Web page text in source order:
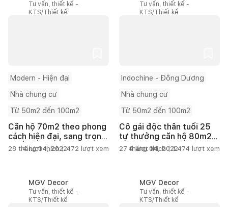
Tư vấn, thiết kế -
KTS/Thiết kế
Modern - Hiện đại
Nhà chung cư
Từ 50m2 đến 100m2
Căn hộ 70m2 theo phong
cách hiện đại, sang trọng
và ấm áp
28 tháng 04, 2022
4 lượt thích | 472 lượt xem
Tư vấn, thiết kế -
KTS/Thiết kế
Indochine - Đông Dương
Nhà chung cư
Từ 50m2 đến 100m2
Cô gái độc thân tuổi 25
tự thưởng căn hộ 80m2
theo phong cách
27 tháng 04, 2022
4 lượt thích | 1.474 lượt xem
MGV Decor
Tư vấn, thiết kế -
KTS/Thiết kế
MGV Decor
Tư vấn, thiết kế -
KTS/Thiết kế